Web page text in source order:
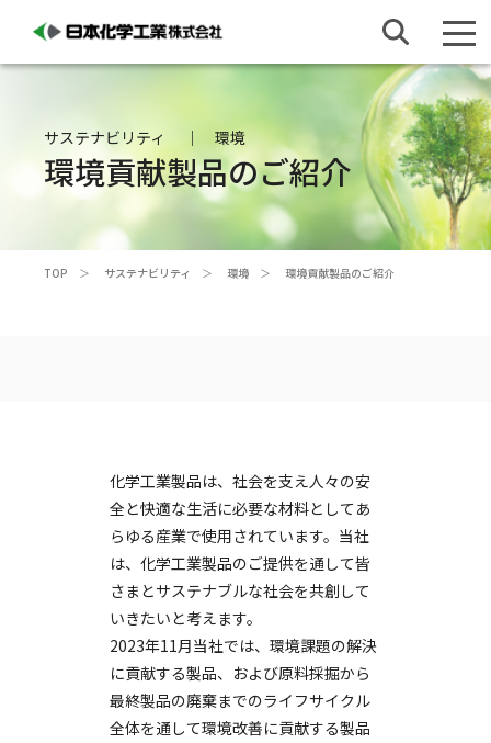
サステナビリティ 環境
環境貢献製品のご紹介
TOP サステナビリティ 環境 環境貢献製品のご紹介
化学工業製品は、社会を支え人々の安
全と快適な生活に必要な材料としてあ
らゆる産業で使用されています。当社
は、化学工業製品のご提供を通して皆
さまとサステナブルな社会を共創して
いきたいと考えます。
2023年11月当社では、環境課題の解決
に貢献する製品、および原料採掘から
最終製品の廃棄までのライフサイクル
全体を通して環境改善に貢献する製品